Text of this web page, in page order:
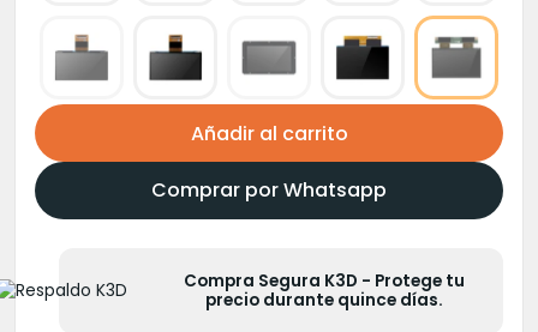
Añadir al carrito
Comprar por Whatsapp
Compra Segura K3D - Protege tu
precio durante quince días.